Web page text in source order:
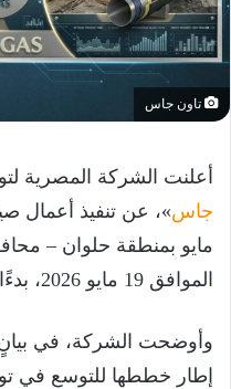
تاون جاس
أعلنت الشركة المصرية
جاس
مايو بمنطقة حلوان –
الموافق 19 مايو 2026، بدءًا من الساعة الثانية مساءً.
وأوضحت الشركة، في بيانٍ
إطار خططها للتوسع في